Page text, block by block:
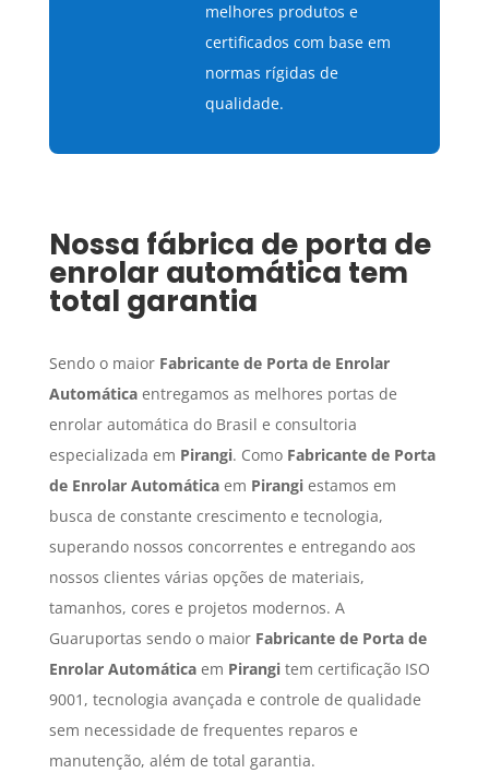
melhores produtos e
certificados com base em
normas rígidas de
qualidade.
Nossa fábrica de porta de
enrolar automática tem
total garantia
Sendo o maior Fabricante de Porta de Enrolar
Automáticaentregamos as melhores portas de
enrolar automática do Brasil e consultoria
especializada em Pirangi. Como Fabricante de Porta
de Enrolar Automáticaem Pirangiestamos em
busca de constante crescimento e tecnologia,
superando nossos concorrentes e entregando aos
nossos clientes várias opções de materiais,
tamanhos, cores e projetos modernos. A
Guaruportas sendo o maior Fabricante de Porta de
Enrolar Automáticaem Pirangitem certificação ISO
9001, tecnologia avançada e controle de qualidade
sem necessidade de frequentes reparos e
manutenção, além de total garantia.